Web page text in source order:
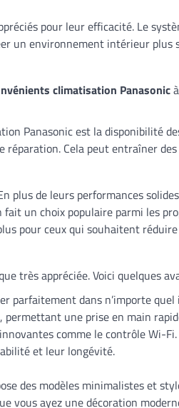
pour leur efficacité. Le
un environnement intérieur
climatisation Panasonic
Panasonic est la disponibilité
Cela peut entraîner
plus de leurs performances
un choix populaire parmi les
pour ceux qui souhaitent
très appréciée. Voici quelques
parfaitement dans n’importe
une prise en main
comme le contrôle Wi-Fi.
et leur longévité.
des modèles minimalistes et
vous ayez une décoration